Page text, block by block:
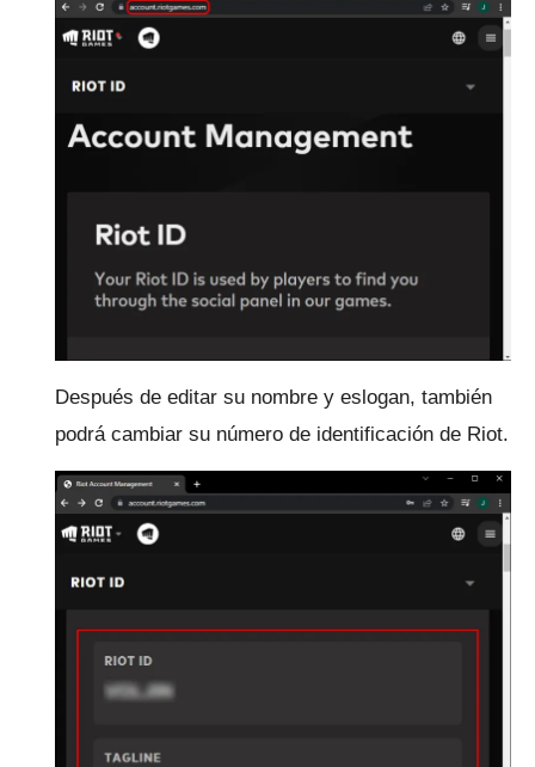
Después de editar su nombre y eslogan, también
podrá cambiar su número de identificación de Riot.